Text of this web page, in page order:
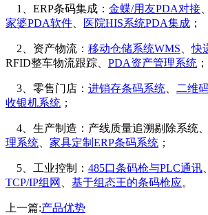
1、ERP条码集成： 金蝶/用友PDA对接
家婆PDA软件
医院HIS系统PDA集成 ；
2、资产物流： 移动仓储系统WMS 、快
RFID整车物流跟踪、 PDA资产管理系统 ；
3、零售门店： 进销存条码系统 二维
收银机系统 ；
4、生产制造：产线质量追溯剔除系统、
理系统
家具定制ERP条码系统 ；
5、工业控制： 485口条码枪与PLC通讯
TCP/IP组网
基于组态王的条码枪应。
上一篇:产品优势